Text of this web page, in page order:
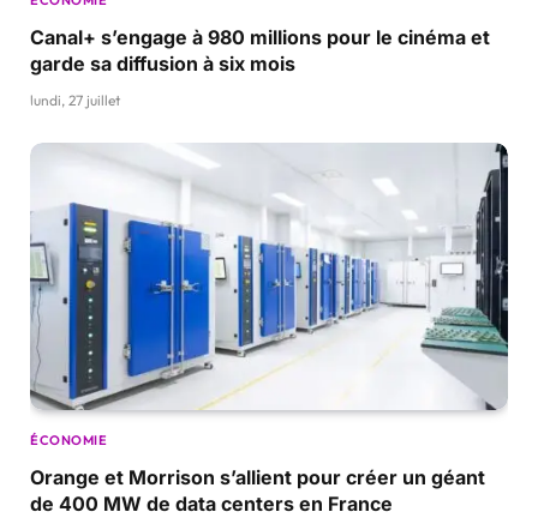
Canal+ s’engage à 980 millions pour le cinéma et
garde sa diffusion à six mois
lundi, 27 juillet
ÉCONOMIE
Orange et Morrison s’allient pour créer un géant
de 400 MW de data centers en France